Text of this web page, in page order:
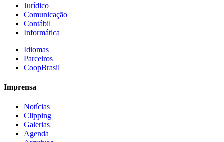
Jurídico
Comunicação
Contábil
Informática
Idiomas
Parceiros
CoopBrasil
Imprensa
Notícias
Clipping
Galerias
Agenda